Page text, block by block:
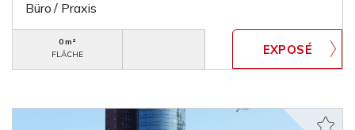
Büro / Praxis
0 m²
FLÄCHE